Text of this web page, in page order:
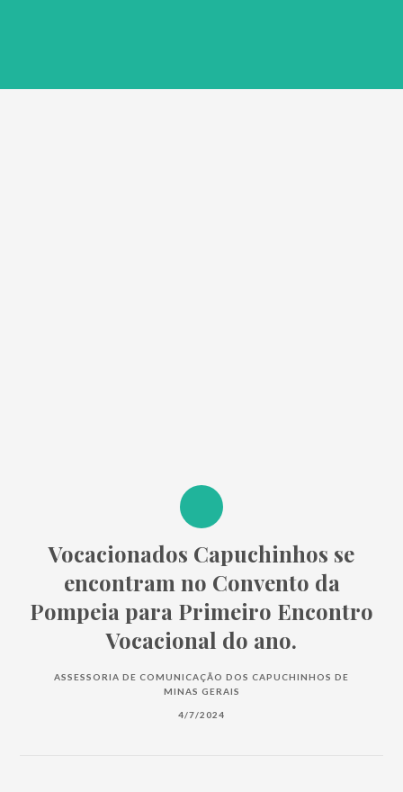
Vocacionados Capuchinhos se
encontram no Convento da
Pompeia para Primeiro Encontro
Vocacional do ano.
ASSESSORIA DE COMUNICAÇÃO DOS CAPUCHINHOS DE
MINAS GERAIS
4/7/2024